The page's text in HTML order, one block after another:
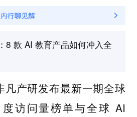
8 款 AI 教育产品如何冲入全
凡产研发布最新一期全球
访问量榜单与全球 AI